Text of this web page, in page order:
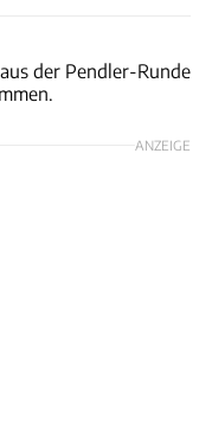
der Pendler-Runde
ANZEIGE